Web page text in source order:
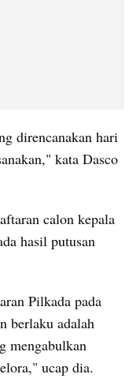
direncanakan hari
kata Dasco
calon kepala
hasil putusan
Pilkada pada
berlaku adalah
mengabulkan
ucap dia.